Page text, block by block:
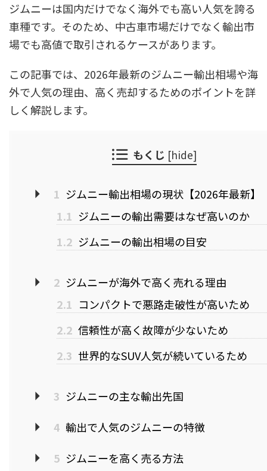
ジムニーは国内だけでなく海外でも高い人気を誇る
車種です。そのため、中古車市場だけでなく輸出市
場でも高値で取引されるケースがあります。
この記事では、2026年最新のジムニー輸出相場や海
外で人気の理由、高く売却するためのポイントを詳
しく解説します。
もくじ [hide]
1 ジムニー輸出相場の現状【2026年最新】
1.1 ジムニーの輸出需要はなぜ高いのか
1.2 ジムニーの輸出相場の目安
2 ジムニーが海外で高く売れる理由
2.1 コンパクトで悪路走破性が高いため
2.2 信頼性が高く故障が少ないため
2.3 世界的なSUV人気が続いているため
3 ジムニーの主な輸出先国
4 輸出で人気のジムニーの特徴
5 ジムニーを高く売る方法